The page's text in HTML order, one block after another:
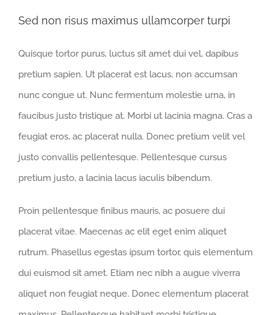
Sed non risus maximus ullamcorper turpi
Quisque tortor purus, luctus sit amet dui vel, dapibus
pretium sapien. Ut placerat est lacus, non accumsan
nunc congue ut. Nunc fermentum molestie urna, in
faucibus justo tristique at. Morbi ut lacinia magna. Cras a
feugiat eros, ac placerat nulla. Donec pretium velit vel
justo convallis pellentesque. Pellentesque cursus
pretium justo, a lacinia lacus iaculis bibendum.
Proin pellentesque finibus mauris, ac posuere dui
placerat vitae. Maecenas ac elit eget enim aliquet
rutrum. Phasellus egestas ipsum tortor, quis elementum
dui euismod sit amet. Etiam nec nibh a augue viverra
aliquet non feugiat neque. Donec elementum placerat